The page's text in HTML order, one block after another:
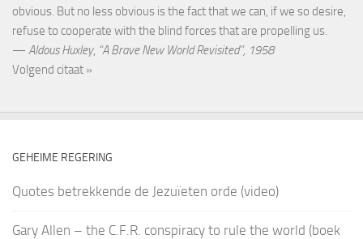
obvious. But no less obvious is the fact that we can, if we so desire,
refuse to cooperate with the blind forces that are propelling us.
— Aldous Huxley, “A Brave New World Revisited”, 1958
Volgend citaat »
GEHEIME REGERING
Quotes betrekkende de Jezuïeten orde (video)
Gary Allen – the C.F.R. conspiracy to rule the world (boek